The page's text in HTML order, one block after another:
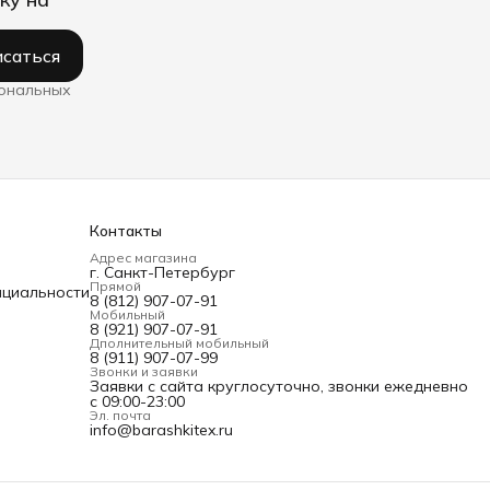
Контакты
Адрес магазина
г. Санкт-Петербург
Прямой
8 (812) 907-07-91
Мобильный
8 (921) 907-07-91
Дполнительный мобильный
8 (911) 907-07-99
Звонки и заявки
Заявки с сайта круглосуточно, звонки ежедневно
с 09:00-23:00
Эл. почта
info@barashkitex.ru